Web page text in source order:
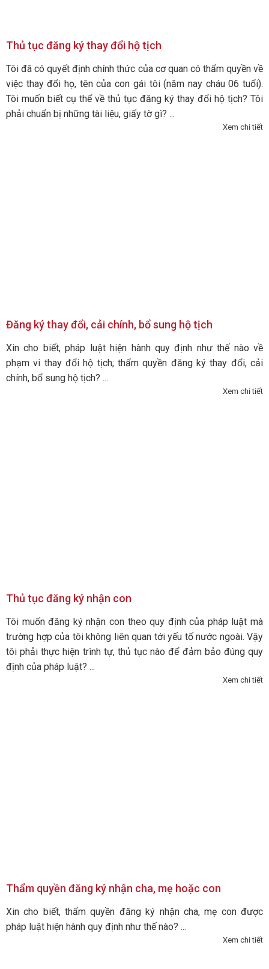
Thủ tục đăng ký thay đổi hộ tịch
Tôi đã có quyết định chính thức của cơ quan có thẩm quyền về
việc thay đổi họ, tên của con gái tôi (năm nay cháu 06 tuổi).
Tôi muốn biết cụ thể về thủ tục đăng ký thay đổi hộ tịch? Tôi
phải chuẩn bị những tài liệu, giấy tờ gì? ...
Xem chi tiết
Đăng ký thay đổi, cải chính, bổ sung hộ tịch
Xin cho biết, pháp luật hiện hành quy định như thế nào về
phạm vi thay đổi hộ tịch; thẩm quyền đăng ký thay đổi, cải
chính, bổ sung hộ tịch? ...
Xem chi tiết
Thủ tục đăng ký nhận con
Tôi muốn đăng ký nhận con theo quy định của pháp luật mà
trường hợp của tôi không liên quan tới yếu tố nước ngoài. Vậy
tôi phải thực hiện trình tự, thủ tục nào để đảm bảo đúng quy
định của pháp luật? ...
Xem chi tiết
Thẩm quyền đăng ký nhận cha, mẹ hoặc con
Xin cho biết, thẩm quyền đăng ký nhận cha, mẹ con được
pháp luật hiện hành quy định như thế nào? ...
Xem chi tiết